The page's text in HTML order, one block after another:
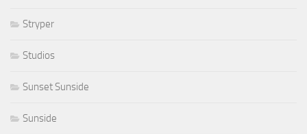
Stryper
Studios
Sunset Sunside
Sunside